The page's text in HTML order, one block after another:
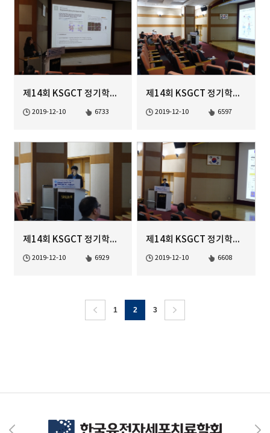
제14회 KSGCT 정기학술대회 Young Scientist Colloquium-4
2019-12-10 6733
제14회 KSGCT 정기학술대회 Young Scientist Colloquium-3
2019-12-10 6597
제14회 KSGCT 정기학술대회 Young Scientist Colloquium-2
2019-12-10 6929
제14회 KSGCT 정기학술대회 Young Scientist Colloquium-1
2019-12-10 6608
1 2 3